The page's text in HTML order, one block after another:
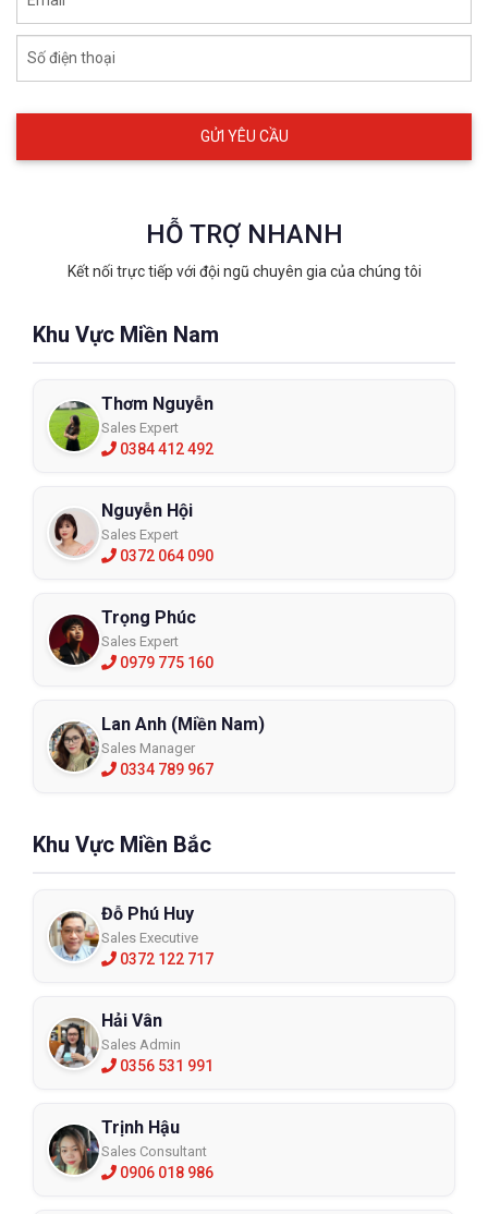
Số điện thoại
HỖ TRỢ NHANH
Kết nối trực tiếp với đội ngũ chuyên gia của chúng tôi
Khu Vực Miền Nam
Thơm Nguyễn
Sales Expert
0384 412 492
Nguyễn Hội
Sales Expert
0372 064 090
Trọng Phúc
Sales Expert
0979 775 160
Lan Anh (Miền Nam)
Sales Manager
0334 789 967
Khu Vực Miền Bắc
Đỗ Phú Huy
Sales Executive
0372 122 717
Hải Vân
Sales Admin
0356 531 991
Trịnh Hậu
Sales Consultant
0906 018 986